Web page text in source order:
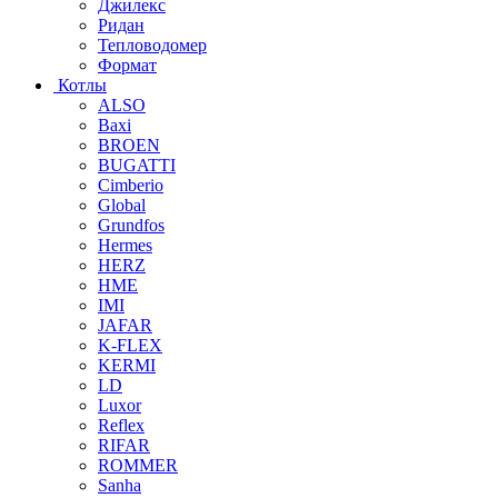
Джилекс
Ридан
Тепловодомер
Формат
Котлы
ALSO
Baxi
BROEN
BUGATTI
Cimberio
Global
Grundfos
Hermes
HERZ
HME
IMI
JAFAR
K-FLEX
KERMI
LD
Luxor
Reflex
RIFAR
ROMMER
Sanha